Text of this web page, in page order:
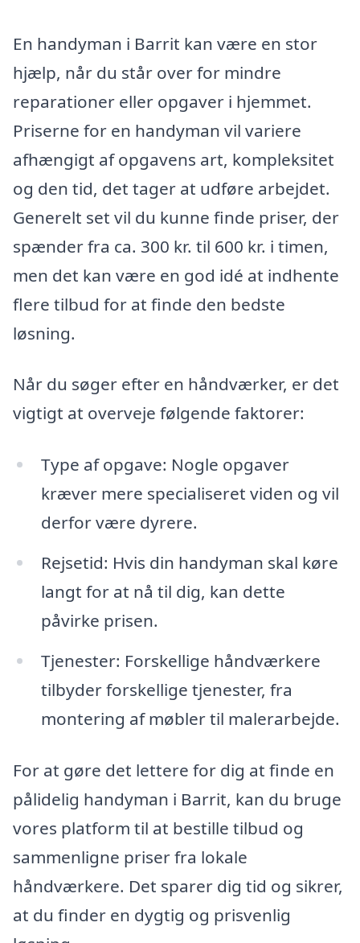
En handyman i Barrit kan være en stor
hjælp, når du står over for mindre
reparationer eller opgaver i hjemmet.
Priserne for en handyman vil variere
afhængigt af opgavens art, kompleksitet
og den tid, det tager at udføre arbejdet.
Generelt set vil du kunne finde priser, der
spænder fra ca. 300 kr. til 600 kr. i timen,
men det kan være en god idé at indhente
flere tilbud for at finde den bedste
løsning.
Når du søger efter en håndværker, er det
vigtigt at overveje følgende faktorer:
Type af opgave: Nogle opgaver
kræver mere specialiseret viden og vil
derfor være dyrere.
Rejsetid: Hvis din handyman skal køre
langt for at nå til dig, kan dette
påvirke prisen.
Tjenester: Forskellige håndværkere
tilbyder forskellige tjenester, fra
montering af møbler til malerarbejde.
For at gøre det lettere for dig at finde en
pålidelig handyman i Barrit, kan du bruge
vores platform til at bestille tilbud og
sammenligne priser fra lokale
håndværkere. Det sparer dig tid og sikrer,
at du finder en dygtig og prisvenlig